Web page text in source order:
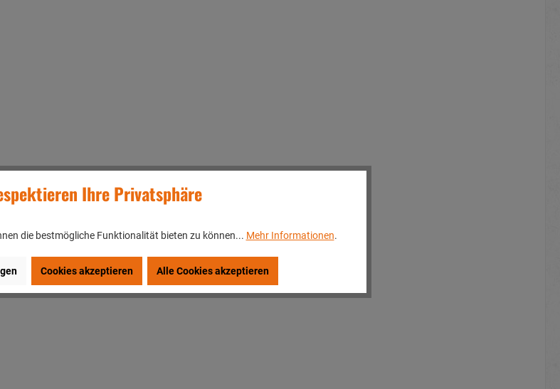
Ihre Privatsphäre
die bestmögliche Funktionalität bieten zu können... Mehr Informationen.
Cookies akzeptieren Alle Cookies akzeptieren